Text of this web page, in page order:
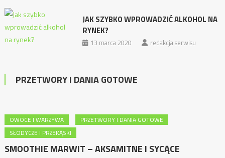
JAK SZYBKO WPROWADZIĆ ALKOHOL NA
RYNEK?
13 marca 2020 redakcja serwisu
PRZETWORY I DANIA GOTOWE
OWOCE I WARZYWA
PRZETWORY I DANIA GOTOWE
SŁODYCZE I PRZEKĄSKI
SMOOTHIE MARWIT – AKSAMITNE I SYCĄCE